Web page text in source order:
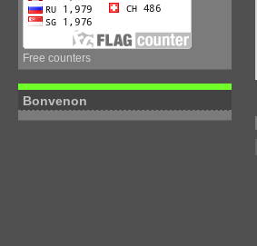
Free counters
Bonvenon